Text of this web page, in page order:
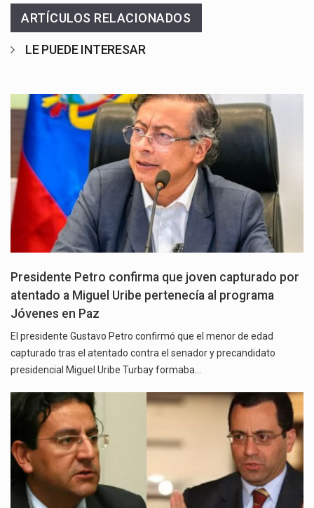
ARTÍCULOS RELACIONADOS
LE PUEDE INTERESAR
Presidente Petro confirma que joven capturado por
atentado a Miguel Uribe pertenecía al programa
Jóvenes en Paz
El presidente Gustavo Petro confirmó que el menor de edad
capturado tras el atentado contra el senador y precandidato
presidencial Miguel Uribe Turbay formaba…